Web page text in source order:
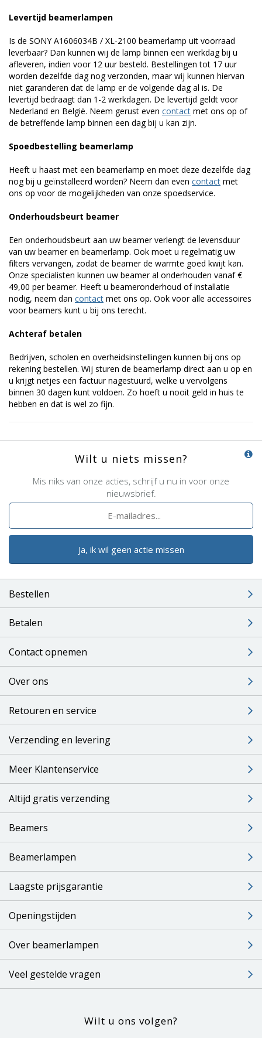
Levertijd beamerlampen
Is de SONY A1606034B / XL-2100 beamerlamp uit voorraad
leverbaar? Dan kunnen wij de lamp binnen een werkdag bij u
afleveren, indien voor 12 uur besteld. Bestellingen tot 17 uur
worden dezelfde dag nog verzonden, maar wij kunnen hiervan
niet garanderen dat de lamp er de volgende dag al is. De
levertijd bedraagt dan 1-2 werkdagen. De levertijd geldt voor
Nederland en België. Neem gerust even contact met ons op of
de betreffende lamp binnen een dag bij u kan zijn.
Spoedbestelling beamerlamp
Heeft u haast met een beamerlamp en moet deze dezelfde dag
nog bij u geïnstalleerd worden? Neem dan even contact met
ons op voor de mogelijkheden van onze spoedservice.
Onderhoudsbeurt beamer
Een onderhoudsbeurt aan uw beamer verlengt de levensduur
van uw beamer en beamerlamp. Ook moet u regelmatig uw
filters vervangen, zodat de beamer de warmte goed kwijt kan.
Onze specialisten kunnen uw beamer al onderhouden vanaf €
49,00 per beamer. Heeft u beameronderhoud of installatie
nodig, neem dan contact met ons op. Ook voor alle accessoires
voor beamers kunt u bij ons terecht.
Achteraf betalen
Bedrijven, scholen en overheidsinstellingen kunnen bij ons op
rekening bestellen. Wij sturen de beamerlamp direct aan u op en
u krijgt netjes een factuur nagestuurd, welke u vervolgens
binnen 30 dagen kunt voldoen. Zo hoeft u nooit geld in huis te
hebben en dat is wel zo fijn.
Wilt u niets missen?
Mis niks van onze acties, schrijf u nu in voor onze
nieuwsbrief.
Ja, ik wil geen actie missen
Bestellen
Betalen
Contact opnemen
Over ons
Retouren en service
Verzending en levering
Meer Klantenservice
Altijd gratis verzending
Beamers
Beamerlampen
Laagste prijsgarantie
Openingstijden
Over beamerlampen
Veel gestelde vragen
Wilt u ons volgen?